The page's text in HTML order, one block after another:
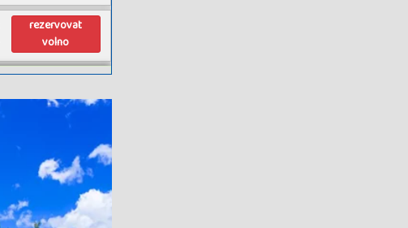
uzavřen
uzavřen
vyprodán
rezervovat
volno